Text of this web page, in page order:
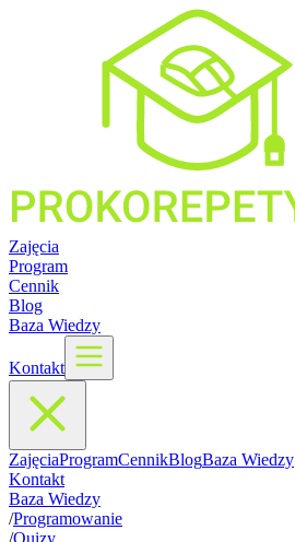
Zajęcia
Program
Cennik
Blog
Baza Wiedzy
Kontakt
ZajęciaProgramCennikBlogBaza Wiedzy
Kontakt
Baza Wiedzy
/Programowanie
/Quizy